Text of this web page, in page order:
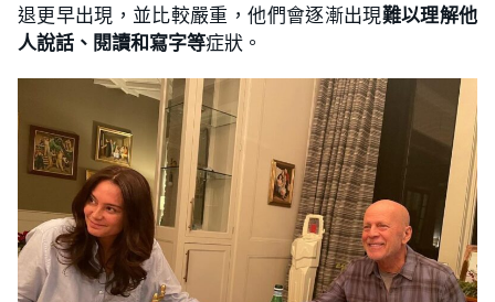
退更早出現，並比較嚴重，他們會逐漸出現難以理解他
人說話、閱讀和寫字等症狀。